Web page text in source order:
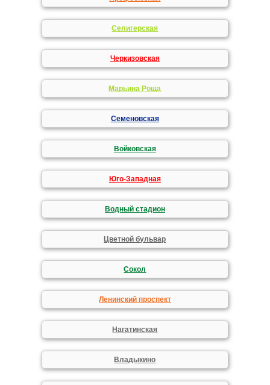
Селигерская
Черкизовская
Марьина Роща
Семеновская
Войковская
Юго-Западная
Водный стадион
Цветной бульвар
Сокол
Ленинский проспект
Нагатинская
Владыкино